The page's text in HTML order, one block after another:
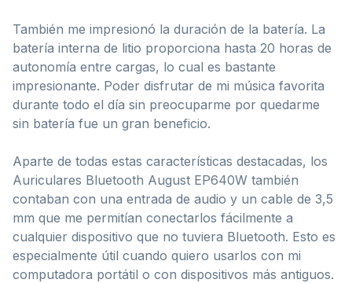
También me impresionó la duración de la batería. La
batería interna de litio proporciona hasta 20 horas de
autonomía entre cargas, lo cual es bastante
impresionante. Poder disfrutar de mi música favorita
durante todo el día sin preocuparme por quedarme
sin batería fue un gran beneficio.
Aparte de todas estas características destacadas, los
Auriculares Bluetooth August EP640W también
contaban con una entrada de audio y un cable de 3,5
mm que me permitían conectarlos fácilmente a
cualquier dispositivo que no tuviera Bluetooth. Esto es
especialmente útil cuando quiero usarlos con mi
computadora portátil o con dispositivos más antiguos.